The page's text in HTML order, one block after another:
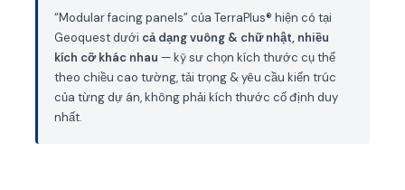
“Modular facing panels” của TerraPlus® hiện có tại
Geoquest dưới cả dạng vuông & chữ nhật, nhiều
kích cỡ khác nhau — kỹ sư chọn kích thước cụ thể
theo chiều cao tường, tải trọng & yêu cầu kiến trúc
của từng dự án, không phải kích thước cố định duy
nhất.